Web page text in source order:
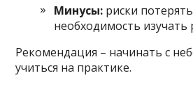
Минусы: риски
необходимость изучать
Рекомендация – начинать с
учиться на практике.